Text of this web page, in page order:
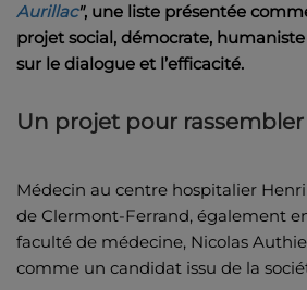
Aurillac", une liste présentée
projet social, démocrate,
sur le dialogue et l’efficacité.
Un projet pour rassembler
Médecin au centre hospitalier
de Clermont-Ferrand, également
faculté de médecine, Nicolas
comme un candidat issu de la